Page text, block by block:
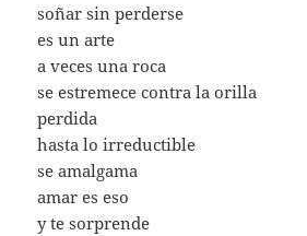
soñar sin perderse
es un arte
a veces una roca
se estremece contra la orilla
perdida
hasta lo irreductible
se amalgama
amar es eso
y te sorprende